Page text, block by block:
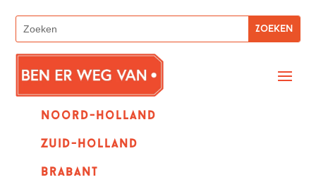
Noord-holland
zuid-holland
Brabant